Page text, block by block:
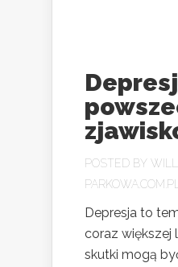
POSTED BY
PARKOWA.COM.PL
Depresja to
coraz większej
skutki mogą